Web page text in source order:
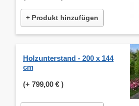
+ Produkt hinzufügen
Holzunterstand - 200 x 144
cm
(+ 799,00 € )